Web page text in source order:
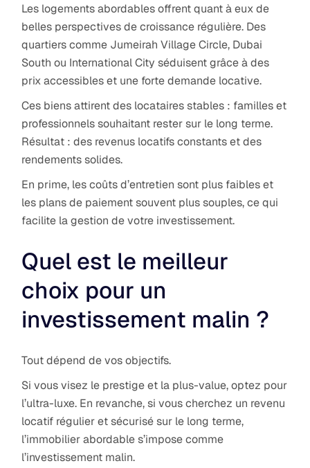
Les logements abordables offrent quant à eux de
belles perspectives de croissance régulière. Des
quartiers comme Jumeirah Village Circle, Dubai
South ou International City séduisent grâce à des
prix accessibles et une forte demande locative.
Ces biens attirent des locataires stables : familles et
professionnels souhaitant rester sur le long terme.
Résultat : des revenus locatifs constants et des
rendements solides.
En prime, les coûts d’entretien sont plus faibles et
les plans de paiement souvent plus souples, ce qui
facilite la gestion de votre investissement.
Quel est le meilleur
choix pour un
investissement malin ?
Tout dépend de vos objectifs.
Si vous visez le prestige et la plus-value, optez pour
l’ultra-luxe. En revanche, si vous cherchez un revenu
locatif régulier et sécurisé sur le long terme,
l’immobilier abordable s’impose comme
l’investissement malin.